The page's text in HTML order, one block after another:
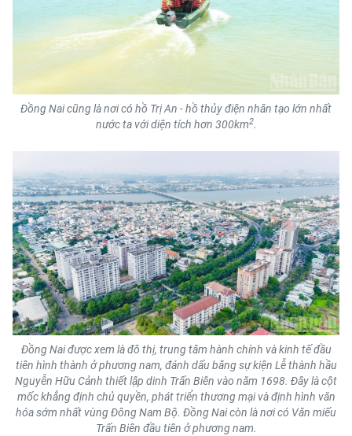
Đồng Nai cũng là nơi có hồ Trị An - hồ thủy điện nhân tạo lớn nhất
nước ta với diện tích hơn 300km2.
Đồng Nai được xem là đô thị, trung tâm hành chính và kinh tế đầu
tiên hình thành ở phương nam, đánh dấu bằng sự kiện Lễ thành hầu
Nguyễn Hữu Cảnh thiết lập dinh Trấn Biên vào năm 1698. Đây là cột
mốc khẳng định chủ quyền, phát triển thương mại và định hình văn
hóa sớm nhất vùng Đông Nam Bộ. Đồng Nai còn là nơi có Văn miếu
Trấn Biên đầu tiên ở phương nam.